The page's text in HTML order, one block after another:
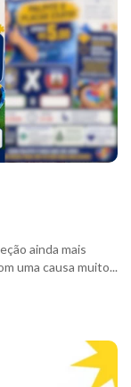
ainda mais
uma causa muito...